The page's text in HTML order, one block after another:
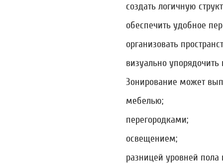
создать логичную
обеспечить удобное
организовать
визуально упорядочить
Зонирование может
мебелью;
перегородками;
освещением;
разницей уровней пола